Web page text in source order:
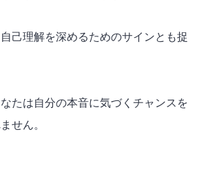
己理解を深めるためのサインとも捉
たは自分の本音に気づくチャンスを
せん。